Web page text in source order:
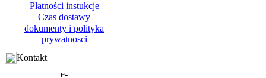
Płatności instukcje
Czas dostawy
dokumenty i polityka
prywatnosci
Kontakt